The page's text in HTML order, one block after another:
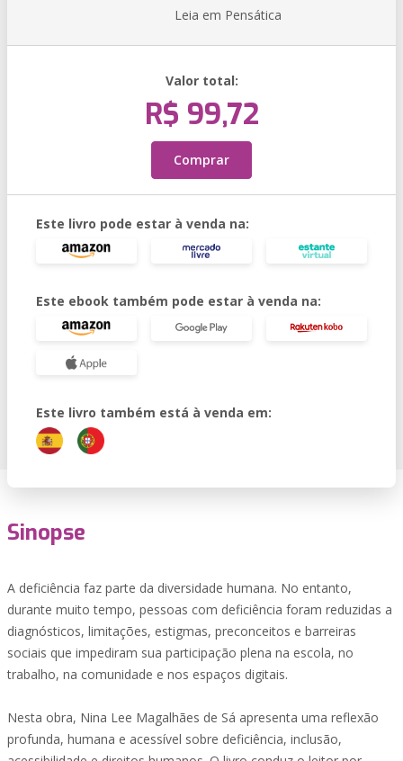
Leia em Pensática
Valor total:
R$ 99,72
Comprar
Este livro pode estar à venda na:
Este ebook também pode estar à venda na:
Este livro também está à venda em:
Sinopse
A deficiência faz parte da diversidade humana. No entanto,
durante muito tempo, pessoas com deficiência foram reduzidas a
diagnósticos, limitações, estigmas, preconceitos e barreiras
sociais que impediram sua participação plena na escola, no
trabalho, na comunidade e nos espaços digitais.
Nesta obra, Nina Lee Magalhães de Sá apresenta uma reflexão
profunda, humana e acessível sobre deficiência, inclusão,